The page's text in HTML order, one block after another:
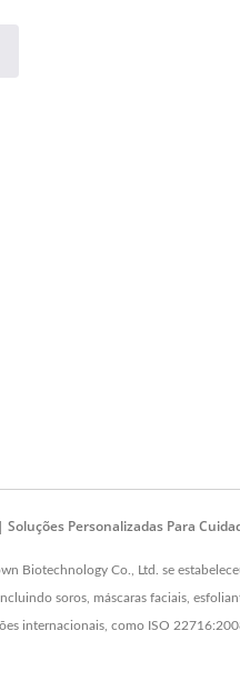
Personalizadas Para
Biotechnology Co., Ltd. se
soros, máscaras faciais,
internacionais, como ISO